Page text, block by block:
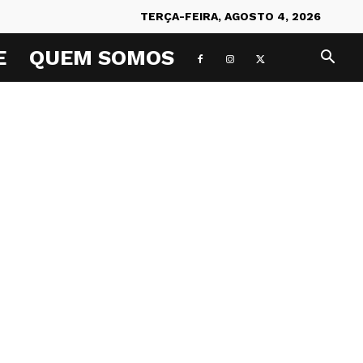
TERÇA-FEIRA, AGOSTO 4, 2026
QUEM SOMOS